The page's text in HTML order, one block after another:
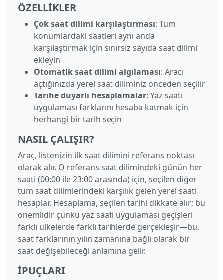
ÖZELLIKLER
Çok saat dilimi karşılaştırması: Tüm
konumlardaki saatleri aynı anda
karşılaştırmak için sınırsız sayıda saat dilimi
ekleyin
Otomatik saat dilimi algılaması: Aracı
açtığınızda yerel saat diliminiz önceden seçilir
Tarihe duyarlı hesaplamalar: Yaz saati
uygulaması farklarını hesaba katmak için
herhangi bir tarih seçin
NASIL ÇALIŞIR?
Araç, listenizin ilk saat dilimini referans noktası
olarak alır. O referans saat dilimindeki günün her
saati (00:00 ile 23:00 arasında) için, seçilen diğer
tüm saat dilimlerindeki karşılık gelen yerel saati
hesaplar. Hesaplama, seçilen tarihi dikkate alır; bu
önemlidir çünkü yaz saati uygulaması geçişleri
farklı ülkelerde farklı tarihlerde gerçekleşir—bu,
saat farklarının yılın zamanına bağlı olarak bir
saat değişebileceği anlamına gelir.
İPUÇLARI